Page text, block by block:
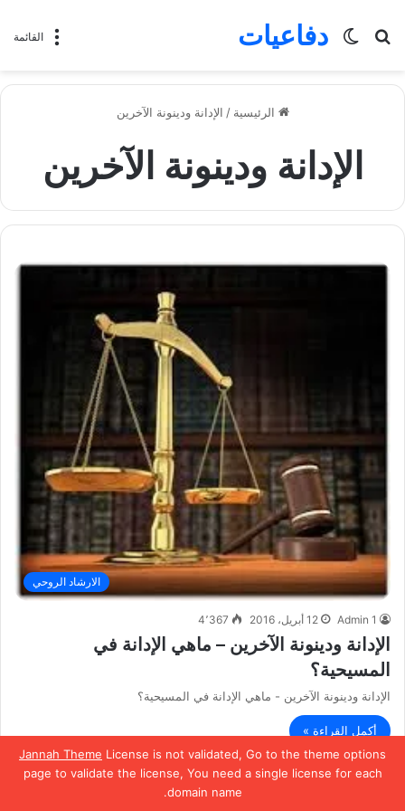
Jannah Theme License is not validated, Go to the theme options
page to validate the license, You need a single license for each
domain name.
القائمة دفاعيات
بحث
الوضع
الرئيسية / الإدانة ودينونة الآخرين
الإدانة ودينونة الآخرين
الارشاد الروحي
Admin 1 12 أبريل، 2016 4٬367
الإدانة ودينونة الآخرين – ماهي الإدانة في
المسيحية؟
الإدانة ودينونة الآخرين - ماهي الإدانة في المسيحية؟
أكمل القراءة »